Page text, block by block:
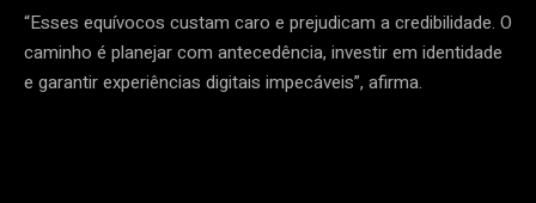
“Esses equívocos custam caro e prejudicam a credibilidade. O
caminho é planejar com antecedência, investir em identidade
e garantir experiências digitais impecáveis”, afirma.